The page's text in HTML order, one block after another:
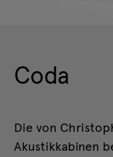
Coda
Die von
Akustikkabinen